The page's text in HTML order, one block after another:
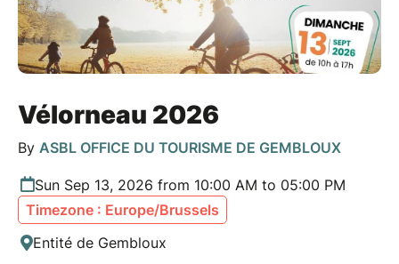
Vélorneau 2026
By ASBL OFFICE DU TOURISME DE GEMBLOUX
Sun Sep 13, 2026 from 10:00 AM to 05:00 PM
Timezone : Europe/Brussels
Entité de Gembloux